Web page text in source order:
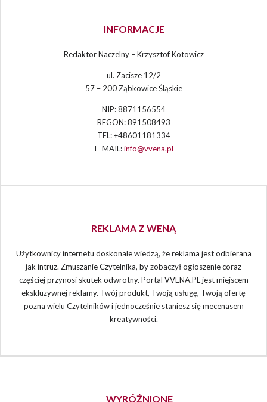
INFORMACJE
Redaktor Naczelny – Krzysztof Kotowicz
ul. Zacisze 12/2
57 – 200 Ząbkowice Śląskie
NIP: 8871156554
REGON: 891508493
TEL: +48601181334
E-MAIL:info@vvena.pl
REKLAMA Z WENĄ
Użytkownicy internetu doskonale wiedzą, że reklama jest odbierana
jak intruz. Zmuszanie Czytelnika, by zobaczył ogłoszenie coraz
częściej przynosi skutek odwrotny. Portal VVENA.PL jest miejscem
ekskluzywnej reklamy. Twój produkt, Twoją usługę, Twoją ofertę
pozna wielu Czytelników i jednocześnie staniesz się mecenasem
kreatywności.
WYRÓŻNIONE